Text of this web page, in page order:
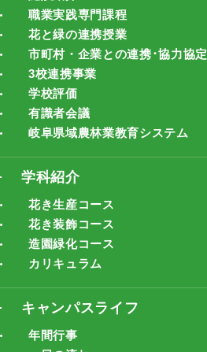
職業実践専門課程
花と緑の連携授業
市町村・企業との連携･協力協定
3校連携事業
学校評価
有識者会議
岐阜県域農林業教育システム
学科紹介
花き生産コース
花き装飾コース
造園緑化コース
カリキュラム
キャンパスライフ
年間行事